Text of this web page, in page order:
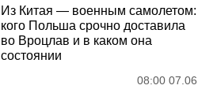
Из Китая — военным самолетом:
кого Польша срочно доставила
во Вроцлав и в каком она
состоянии
08:00 07.06